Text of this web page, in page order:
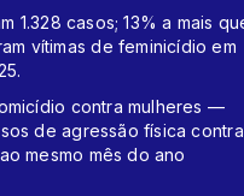
casos; 13% a mais
vítimas de feminicídio em
contra mulheres —
de agressão física contra
mesmo mês do ano